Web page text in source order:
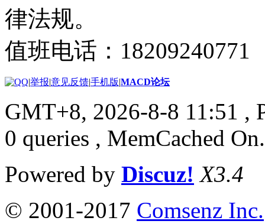
律法规。
值班电话：
|举报|意见反馈|手机版|MACD论坛
GMT+8, 2026-8-8 11:51 ,
0 queries , MemCached On.
Powered by Discuz! X3.4
© 2001-2017 Comsenz Inc.